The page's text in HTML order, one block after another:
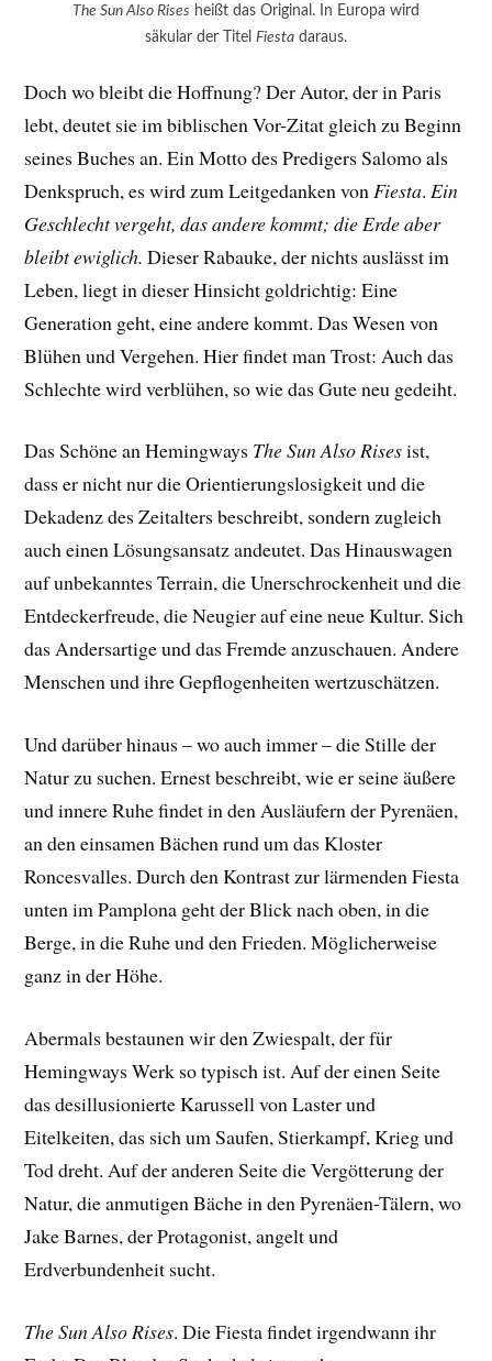
The Sun Also Rises heißt das Original. In Europa wird
säkular der Titel Fiesta daraus.
Doch wo bleibt die Hoffnung? Der Autor, der in Paris
lebt, deutet sie im biblischen Vor-Zitat gleich zu Beginn
seines Buches an. Ein Motto des Predigers Salomo als
Denkspruch, es wird zum Leitgedanken von Fiesta. Ein
Geschlecht vergeht, das andere kommt; die Erde aber
bleibt ewiglich. Dieser Rabauke, der nichts auslässt im
Leben, liegt in dieser Hinsicht goldrichtig: Eine
Generation geht, eine andere kommt. Das Wesen von
Blühen und Vergehen. Hier findet man Trost: Auch das
Schlechte wird verblühen, so wie das Gute neu gedeiht.
Das Schöne an Hemingways The Sun Also Risesist,
dass er nicht nur die Orientierungslosigkeit und die
Dekadenz des Zeitalters beschreibt, sondern zugleich
auch einen Lösungsansatz andeutet. Das Hinauswagen
auf unbekanntes Terrain, die Unerschrockenheit und die
Entdeckerfreude, die Neugier auf eine neue Kultur. Sich
das Andersartige und das Fremde anzuschauen. Andere
Menschen und ihre Gepflogenheiten wertzuschätzen.
Und darüber hinaus – wo auch immer – die Stille der
Natur zu suchen. Ernest beschreibt, wie er seine äußere
und innere Ruhe findet in den Ausläufern der Pyrenäen,
an den einsamen Bächen rund um das Kloster
Roncesvalles. Durch den Kontrast zur lärmenden Fiesta
unten im Pamplona geht der Blick nach oben, in die
Berge, in die Ruhe und den Frieden. Möglicherweise
ganz in der Höhe.
Abermals bestaunen wir den Zwiespalt, der für
Hemingways Werk so typisch ist. Auf der einen Seite
das desillusionierte Karussell von Laster und
Eitelkeiten, das sich um Saufen, Stierkampf, Krieg und
Tod dreht. Auf der anderen Seite die Vergötterung der
Natur, die anmutigen Bäche in den Pyrenäen-Tälern, wo
Jake Barnes, der Protagonist, angelt und
Erdverbundenheit sucht.
The Sun Also Rises. Die Fiesta findet irgendwann ihr